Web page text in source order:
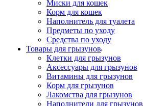
Миски для кошек
Корм для кошек
Наполнитель для туалета
Предметы по уходу
Средства по уходу
Товары для грызунов
Клетки для грызунов
Аксессуары для грызунов
Витамины для грызунов
Корм для грызунов
Лакомства для грызунов
Наполнители для грызунов